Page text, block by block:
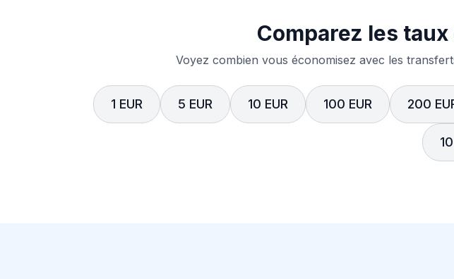
Comparez les
Voyez combien vous économisez avec les
1 EUR 5 EUR 10 EUR 100 EUR 200